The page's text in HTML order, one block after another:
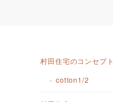
村田住宅のコンセプト
cotton1/2